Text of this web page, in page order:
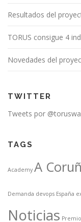
Resultados del
TORUS consigue 4
Novedades del
TWITTER
Tweets por
TAGS
Academy A
Demanda devops España
Noticias